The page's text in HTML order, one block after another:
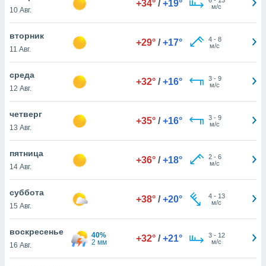
действия
рекламу
нашей
cookie
cookie
в
нашего
10 Авг.
+34° / +19°
м/с
вторник
11 Авг.
+29° / +17° 4- 8
м/с
среда
12 Авг.
+32° / +16° 3- 9
м/с
четверг
13 Авг.
+35° / +16° 3- 9
м/с
пятница
14 Авг.
+36° / +18° 2- 6
м/с
суббота
15 Авг.
+38° / +20° 4- 13
м/с
воскресенье
16 Авг.
40%
2 мм
+32° / +21° 3- 12
м/с